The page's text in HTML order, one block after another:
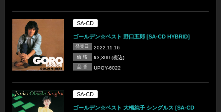
SA-CD
ゴールデン☆ベスト 野口五郎 [SA-CD HYBRID]
発売日 2022.11.16
価 格 ¥3,300 (税込)
品 番 UPGY-6022
SA-CD
ゴールデン☆ベスト 大橋純子 シングルス [SA-CD